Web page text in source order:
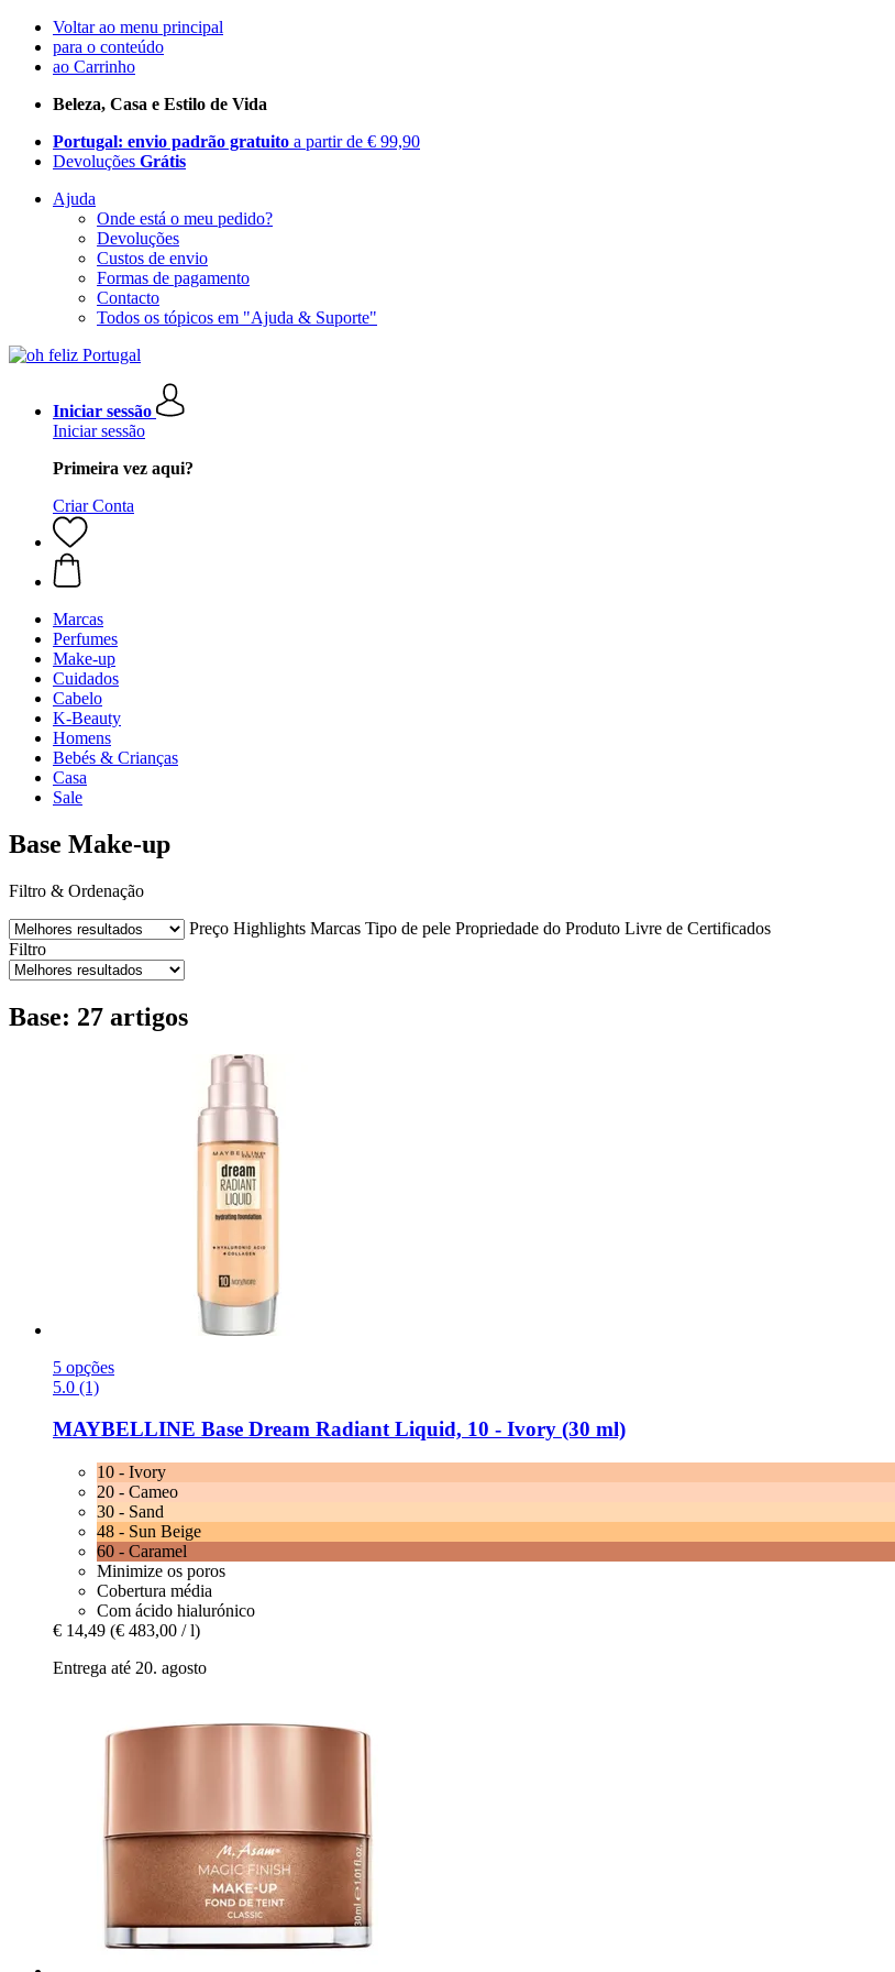
Voltar ao menu principal
para o conteúdo
ao Carrinho
Beleza, Casa e Estilo de Vida
Portugal: envio padrão gratuito a partir de € 99,90
Devoluções Grátis
Ajuda
Onde está o meu pedido?
Devoluções
Custos de envio
Formas de pagamento
Contacto
Todos os tópicos em "Ajuda & Suporte"
Iniciar sessão
Iniciar sessão
Primeira vez aqui?
Criar Conta
Marcas
Perfumes
Make-up
Cuidados
Cabelo
K-Beauty
Homens
Bebés & Crianças
Casa
Sale
Base Make-up
Filtro & Ordenação
Preço Highlights Marcas Tipo de pele Propriedade do Produto Livre de Certificados
Filtro
Base: 27 artigos
5 opções
5.0 (1)
MAYBELLINE Base Dream Radiant Liquid, 10 -​ Ivory (30 ml)
10 - Ivory
20 - Cameo
30 - Sand
48 - Sun Beige
60 - Caramel
Minimize os poros
Cobertura média
Com ácido hialurónico
€ 14,49 (€ 483,00 / l)
Entrega até 20. agosto